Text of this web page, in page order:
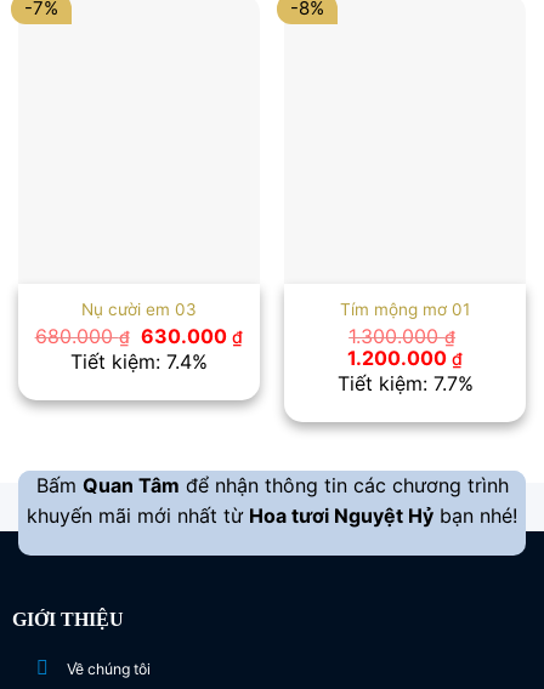
-7%
Nụ cười em 03
680.000₫ Giá
gốc
là:
630.000₫Giá
là:
630.000 ₫.
Tiết kiệm: 7.4%
-8%
Tím mộng mơ 01
1.300.000₫
Giá
gốc
là:
1.200.000 ₫Giá
hiện
tại
Tiết kiệm: 7.7%
Bấm Quan Tâm để nhận thông tin các chương trình
khuyến mãi mới nhất từ Hoa tươi Nguyệt Hỷ bạn nhé!
GIỚI THIỆU
Về chúng tôi